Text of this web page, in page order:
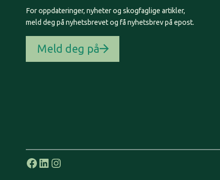
For oppdateringer, nyheter og skogfaglige artikler,
meld deg på nyhetsbrevet og få nyhetsbrev på epost.
Meld deg på
Facebook
LinkedIn
Instagram